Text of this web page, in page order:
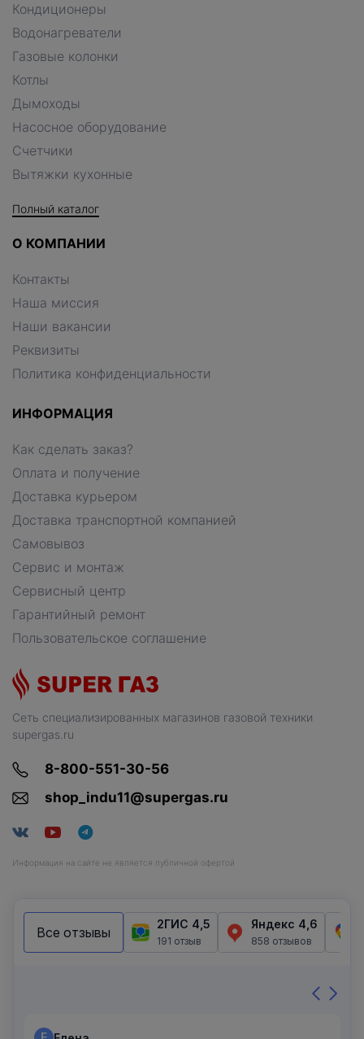
Сеть специализированных магазинов газовой техники
supergas.ru
8-800-551-30-56
shop_indu11@supergas.ru
Информация на сайте не является публичной офертой
Кондиционеры
Водонагреватели
Газовые колонки
Котлы
Дымоходы
Насосное оборудование
Счетчики
Вытяжки кухонные
Полный каталог
О КОМПАНИИ
Контакты
Наша миссия
Наши вакансии
Реквизиты
Политика конфиденциальности
ИНФОРМАЦИЯ
Как сделать заказ?
Оплата и получение
Доставка курьером
Доставка транспортной компанией
Самовывоз
Сервис и монтаж
Сервисный центр
Гарантийный ремонт
Пользовательское соглашение